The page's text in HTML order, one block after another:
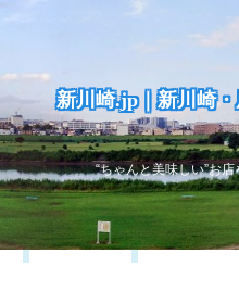
新川崎.jp｜新川崎
“ちゃんと美味しい”お